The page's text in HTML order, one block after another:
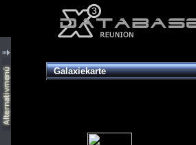
Galaxiekarte